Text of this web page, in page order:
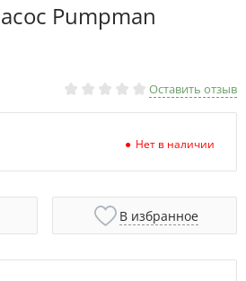
Pumpman
Оставить отзыв
Нет в наличии
В избранное